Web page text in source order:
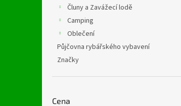
Čluny a Zavážecí lodě
Camping
Oblečení
Půjčovna rybářského vybavení
Značky
Cena